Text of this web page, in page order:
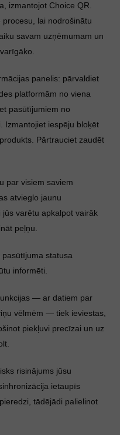
izmantojot Choice QR.
lai nodrošinātu
savam uzņēmumam un
panelis: pārvaldiet
platformām no viena
pasūtījumiem no
Izmantojiet iespēju bloķēt
Pārtrauciet zaudēt
par visiem saviem
atvieglo jaunu
varētu apkalpot vairāk
peļņu.
statusa
informēti.
— ar datiem par
vēlmēm — tiek ieviestas,
piekļuvi precīzai un uz
risinājums jūsu
ietaupīs
tādējādi palielinot